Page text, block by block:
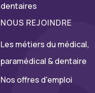
dentaires
NOUS REJOINDRE
Les métiers du médical,
paramédical & dentaire
Nos offres d'emploi